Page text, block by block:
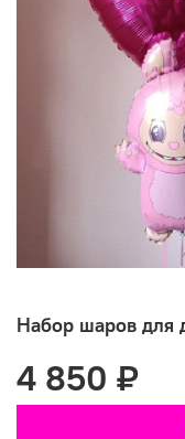
Набор шаров для
4 850 ₽